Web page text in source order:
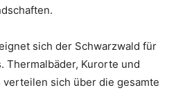
sich der Schwarzwald für
Thermalbäder, Kurorte und
sich über die gesamte